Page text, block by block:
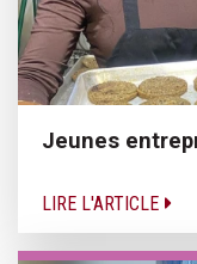
Jeunes
LIRE L'ARTICLE